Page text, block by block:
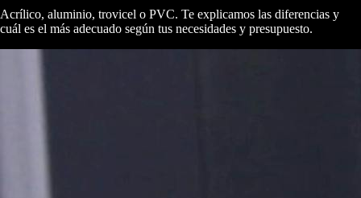
Acrílico, aluminio, trovicel o PVC. Te explicamos las diferencias y
cuál es el más adecuado según tus necesidades y presupuesto.